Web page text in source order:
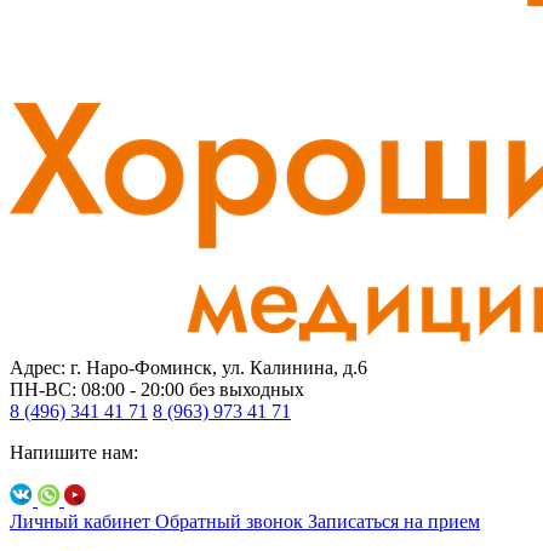
Адрес: г. Наро-Фоминск, ул. Калинина, д.6
ПН-ВС: 08:00 - 20:00 без выходных
8 (496) 341 41 71 8 (963) 973 41 71
Напишите нам:
Личный кабинет Обратный звонок Записаться на прием